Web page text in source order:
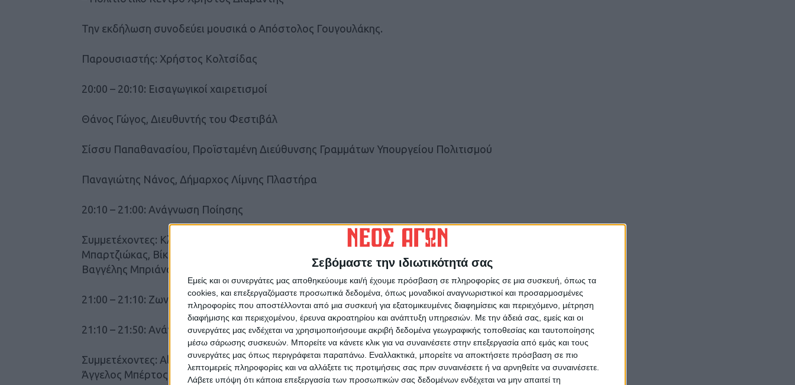
Σεβόμαστε την ιδιωτικότητά σας
Εμείς και οι συνεργάτες μας αποθηκεύουμε και/ή έχουμε πρόσβαση σε πληροφορίες σε μια συσκευή, όπως τα
cookies, και επεξεργαζόμαστε προσωπικά δεδομένα, όπως μοναδικοί αναγνωριστικοί και προσαρμοσμένες
πληροφορίες που αποστέλλονται από μια συσκευή για εξατομικευμένες διαφημίσεις και περιεχόμενο, μέτρηση
διαφήμισης και περιεχομένου, έρευνα ακροατηρίου και ανάπτυξη υπηρεσιών. Με την άδειά σας, εμείς και οι
συνεργάτες μας ενδέχεται να χρησιμοποιήσουμε ακριβή δεδομένα γεωγραφικής τοποθεσίας και ταυτοποίησης
μέσω σάρωσης συσκευών. Μπορείτε να κάνετε κλικ για να συναινέσετε στην επεξεργασία από εμάς και τους
συνεργάτες μας όπως περιγράφεται παραπάνω. Εναλλακτικά, μπορείτε να αποκτήσετε πρόσβαση σε πιο
λεπτομερείς πληροφορίες και να αλλάξετε τις προτιμήσεις σας πριν συναινέσετε ή να αρνηθείτε να συναινέσετε.
Λάβετε υπόψη ότι κάποια επεξεργασία των προσωπικών σας δεδομένων ενδέχεται να μην απαιτεί τη
Την εκδήλωση συνοδεύει μουσικά ο Απόστολος Γουγουλάκης.
Παρουσιαστής: Χρήστος Κολτσίδας
20:00 – 20:10: Εισαγωγικοί χαιρετισμοί
Θάνος Γώγος, Διευθυντής του Φεστιβάλ
Σίσσυ Παπαθανασίου, Προϊσταμένη Διεύθυνσης Γραμμάτων Υπουργείου Πολιτισμού
Παναγιώτης Νάνος, Δήμαρχος Λίμνης Πλαστήρα
20:10 – 21:00: Ανάγνωση Ποίησης
Συμμετέχοντες: Κλεοπάτρα Λυμπέρη, Ράνια Ορφανάκου, Παναγιώτης Νάνος, Ηλίας
Μπαρτζιώκας, Βίκυ Τριανταφύλλου, Αλέξανδρος Δεδηλιάρης, Γεωργία Γιώτα,
Βαγγέλης Μπριάνας, Αφροδίτη Τσιώλη, Ηλίας Διαμαντής
21:00 – 21:10: Ζωντανή Μουσική
21:10 – 21:50: Ανάγνωση Ποίησης
Συμμετέχοντες: Alicia Stallings (ΗΠΑ / Ελλάδα), Marija Dejanović (Κροατία/Ελλάδα),
Άγγελος Μπέρτος